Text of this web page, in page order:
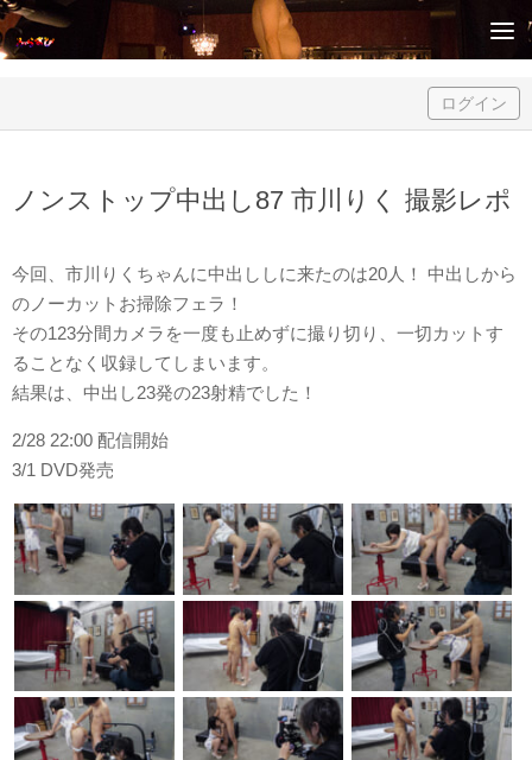
Skip to content
ログイン
ノンストップ中出し87 市川りく 撮影レポ
今回、市川りくちゃんに中出ししに来たのは20人！ 中出しから
のノーカットお掃除フェラ！
その123分間カメラを一度も止めずに撮り切り、一切カットす
ることなく収録してしまいます。
結果は、中出し23発の23射精でした！
2/28 22:00 配信開始
3/1 DVD発売